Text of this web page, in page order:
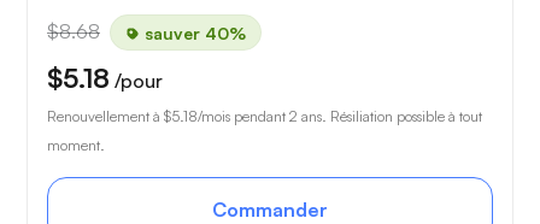
$8.68 sauver 40%
$5.18 /pour
Renouvellement à $5.18/mois pendant 2 ans. Résiliation possible à tout
moment.
Commander